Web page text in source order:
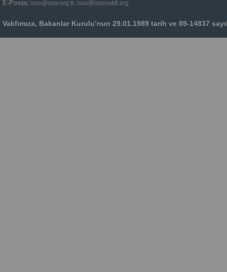
E-Posta: isav@isav.org.tr; isav@isavvakfi.org
Vakfımıza, Bakanlar Kurulu’nun 29.01.1989 tarih ve 89-14837